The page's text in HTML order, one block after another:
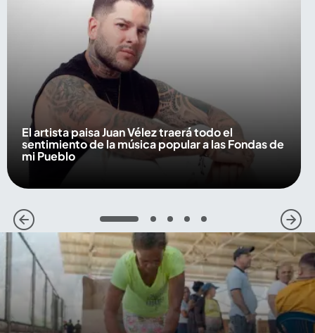
El artista paisa Juan Vélez traerá todo el
sentimiento de la música popular a las Fondas de
mi Pueblo
1 2 3 4 5